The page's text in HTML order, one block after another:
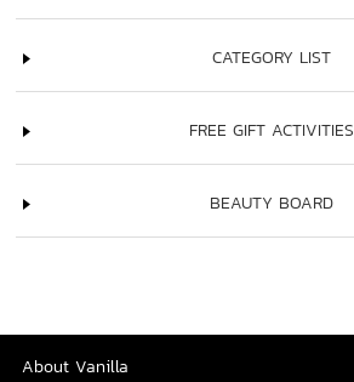
CATEGORY LIST
FREE GIFT ACTIVITIES
BEAUTY BOARD
About Vanilla